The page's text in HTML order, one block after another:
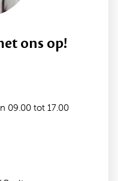
ons op!
09.00 tot 17.00